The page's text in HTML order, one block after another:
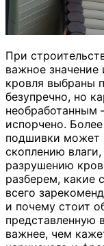
При
важное
кровля выбраны
безупречно, но
необработанным
испорчено.
подшивки может
скоплению
разрушению
разберем, какие
всего
и почему стоит
представленную
важнее, чем